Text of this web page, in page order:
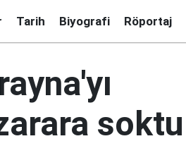
Tarih Biyografi Röportaj
soktu